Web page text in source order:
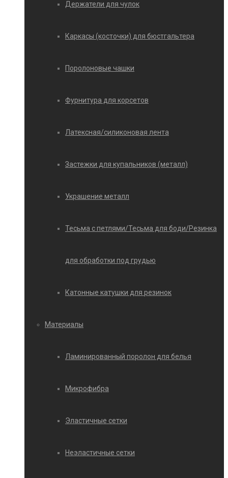
Держатели для чулок
Каркасы (косточки) для бюстгальтера
Поролоновые чашки
Фурнитура для корсетов
Латексная/силиконовая лента
Застежки для купальников (металл)
Украшение металл
Тесьма с петлями/Тесьма для боди/Резинка
для обработки под грудью
Катонные катушки для резинок
Материалы
Ламинированный поролон для белья
Микрофибра
Эластичные сетки
Неэластичные сетки